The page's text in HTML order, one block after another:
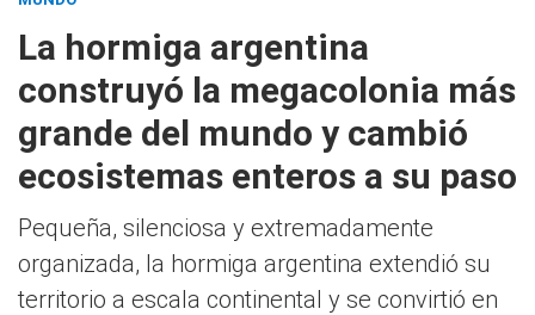
La hormiga argentina
construyó la megacolonia más
grande del mundo y cambió
ecosistemas enteros a su paso
Pequeña, silenciosa y extremadamente
organizada, la hormiga argentina extendió su
territorio a escala continental y se convirtió en